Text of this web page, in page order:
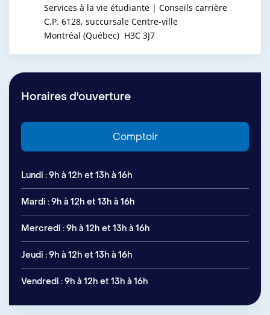
Services à la vie étudiante | Conseils carrière
C.P. 6128, succursale Centre-ville
Montréal (Québec) H3C 3J7
Horaires d'ouverture
Comptoir
Lundi : 9h à 12h et 13h à 16h
Mardi : 9h à 12h et 13h à 16h
Mercredi : 9h à 12h et 13h à 16h
Jeudi : 9h à 12h et 13h à 16h
Vendredi : 9h à 12h et 13h à 16h